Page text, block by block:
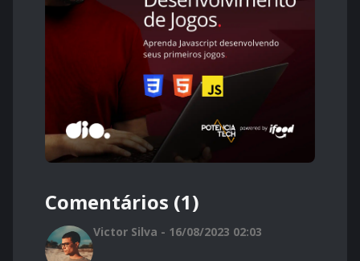
Comentários (1)
Victor Silva - 16/08/2023 02:03